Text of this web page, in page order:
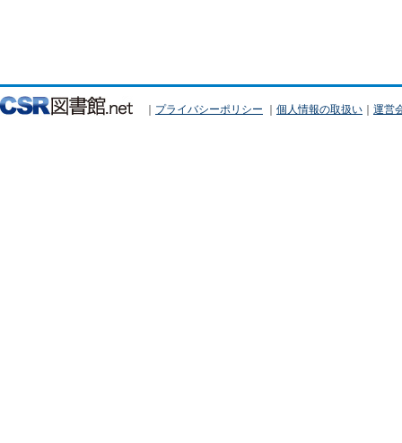
｜ プライバシーポリシー ｜ 個人情報の取扱い ｜ 運営